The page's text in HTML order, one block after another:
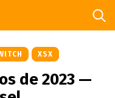
XSX
de 2023 —